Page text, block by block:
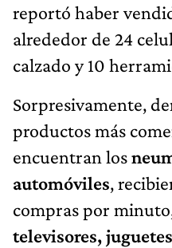
reportó haber
alrededor de 24
calzado y 10
Sorpresivamente,
productos más
encuentran los
automóviles,
compras por
televisores,